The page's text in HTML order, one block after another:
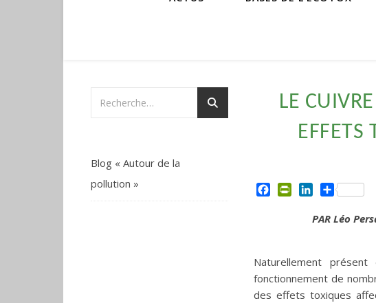
Blog « Autour de la
pollution »
LE
EFFETS
FacebookPrintFriendly
LinkedInPartager
PAR Léo
Naturellement
fonctionnement de
des effets toxiques